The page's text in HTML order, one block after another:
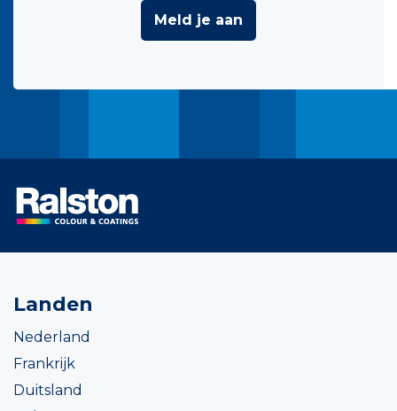
Meld je aan
Landen
Nederland
Frankrijk
Duitsland